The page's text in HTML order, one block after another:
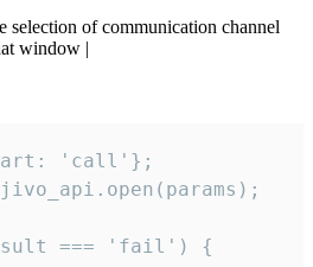
selection of communication channel
window |
'call'};
=== 'fail') {